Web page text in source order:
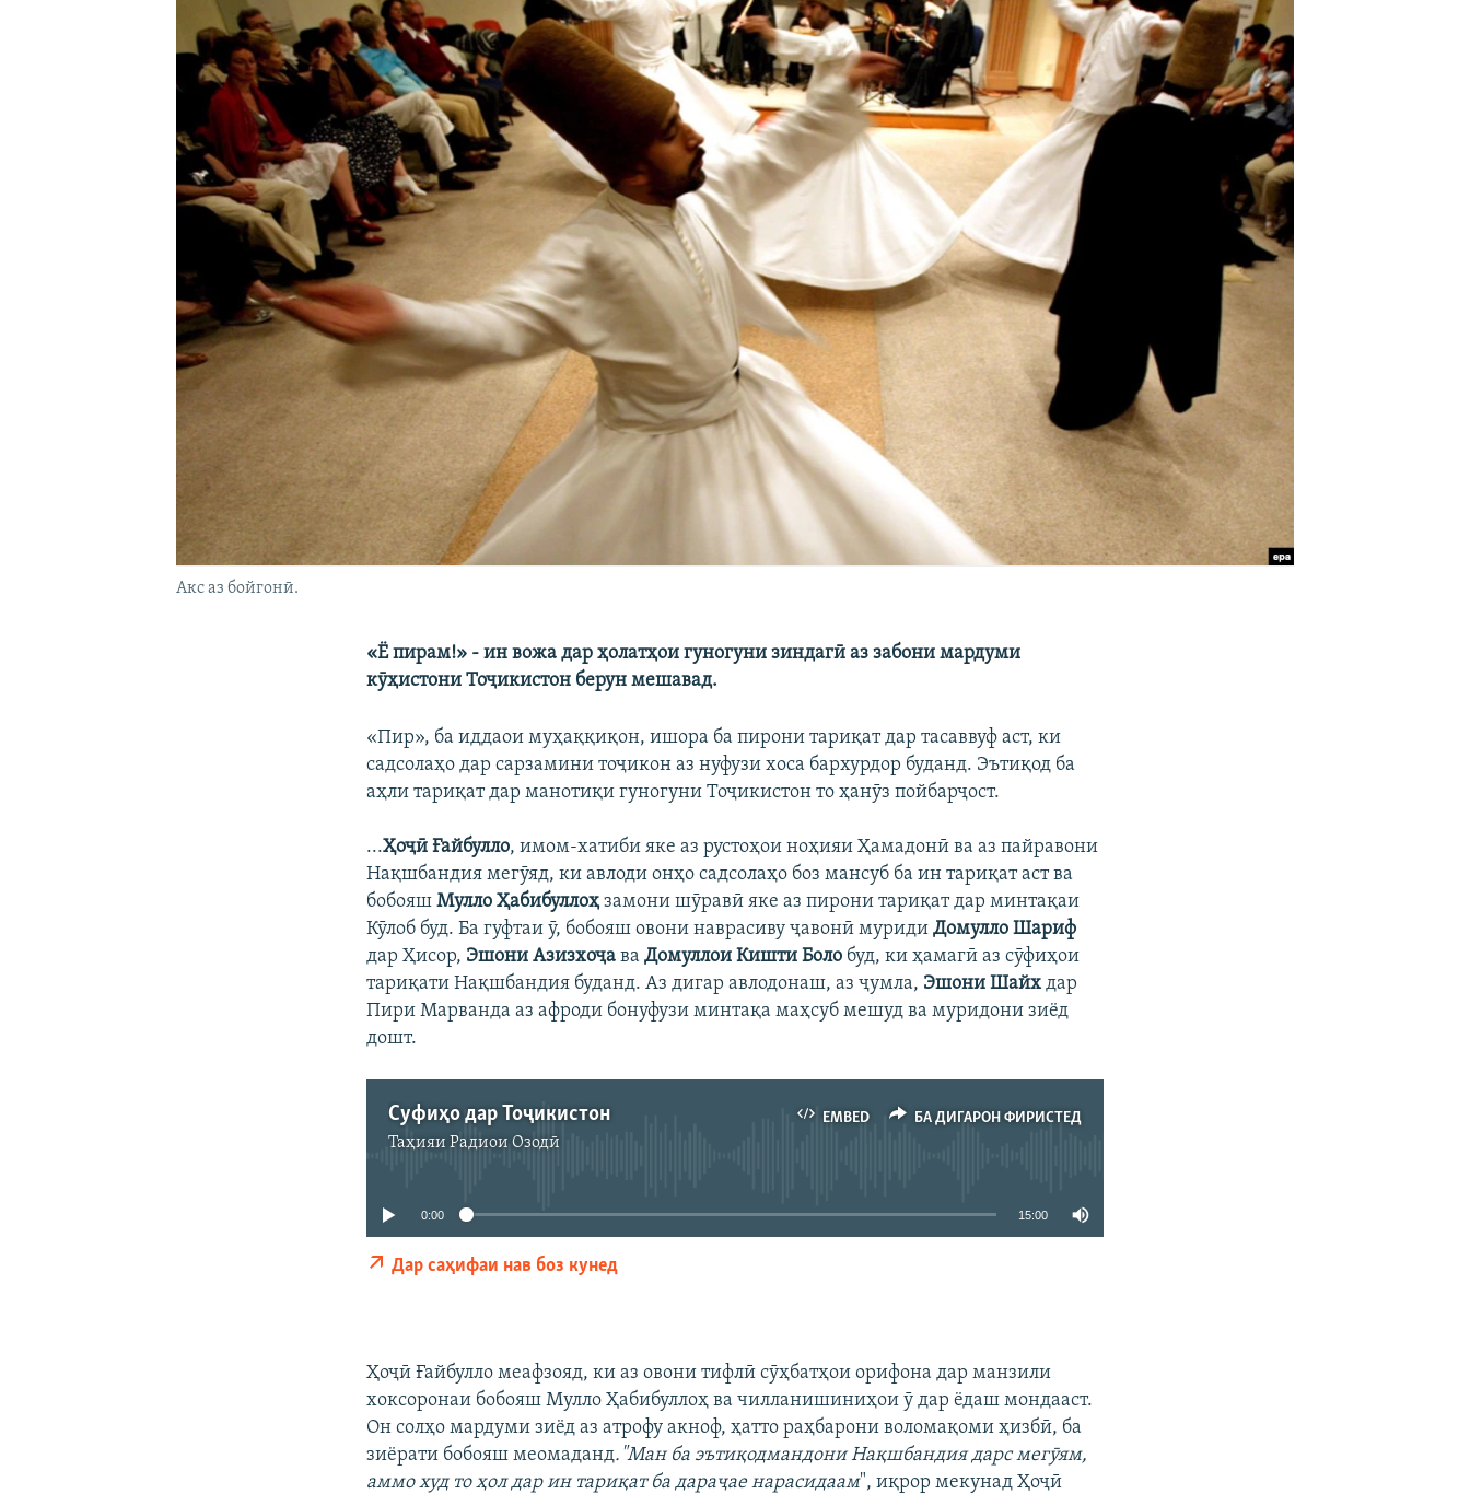
Акс аз бойгонӣ.
«Ё пирам!» - ин вожа дар ҳолатҳои гуногуни зиндагӣ аз забони мардуми
кӯҳистони Тоҷикистон берун мешавад.
«Пир», ба иддаои муҳаққиқон, ишора ба пирони тариқат дар тасаввуф аст, ки
садсолаҳо дар сарзамини тоҷикон аз нуфузи хоса бархурдор буданд. Эътиқод ба
аҳли тариқат дар манотиқи гуногуни Тоҷикистон то ҳанӯз пойбарҷост.
...Ҳоҷӣ Ғайбулло, имом-хатиби яке аз рустоҳои ноҳияи Ҳамадонӣ ва аз пайравони
Нақшбандия мегӯяд, ки авлоди онҳо садсолаҳо боз мансуб ба ин тариқат аст ва
бобояшМулло Ҳабибуллоҳзамони шӯравӣ яке аз пирони тариқат дар минтақаи
Кӯлоб буд. Ба гуфтаи ӯ, бобояш овони наврасиву ҷавонӣ муридиДомулло Шариф
дар Ҳисор, Эшони АзизхоҷаваДомуллои Кишти Боло буд, ки ҳамагӣ аз сӯфиҳои
тариқати Нақшбандия буданд. Аз дигар авлодонаш, аз ҷумла, Эшони Шайхдар
Пири Марванда аз афроди бонуфузи минтақа маҳсуб мешуд ва муридони зиёд
дошт.
EMBED БА ДИГАРОН ФИРИСТЕД
Суфиҳо дар Тоҷикистон
ТаҳияиРадиои Озодӣ
0:00 15:00
Дар саҳифаи нав боз кунед
Ҳоҷӣ Ғайбулло меафзояд, ки аз овони тифлӣ сӯҳбатҳои орифона дар манзили
хоксоронаи бобояш Мулло Ҳабибуллоҳ ва чилланишиниҳои ӯ дар ёдаш мондааст.
Он солҳо мардуми зиёд аз атрофу акноф, ҳатто раҳбарони воломақоми ҳизбӣ, ба
зиёрати бобояш меомаданд."Ман ба эътиқодмандони Нақшбандия дарс мегӯям,
аммо худ то ҳол дар ин тариқат ба дараҷае нарасидаам", иқрор мекунад Ҳоҷӣ